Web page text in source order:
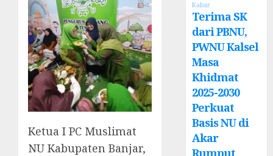
Ketua I PC Muslimat
NU Kabupaten Banjar,
Kabar
Terima SK
dari PBNU,
PWNU Kalsel
Masa
Khidmat
2025-2030
Perkuat
Basis NU di
Akar